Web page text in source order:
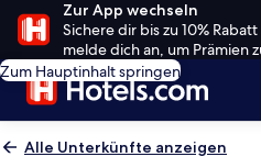
Zur App wechseln
Sichere dir bis zu 10%
melde dich an, um Prämien
Zum Hauptinhalt springen
Alle Unterkünfte anzeigen